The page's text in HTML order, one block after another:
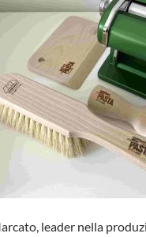
leader nella